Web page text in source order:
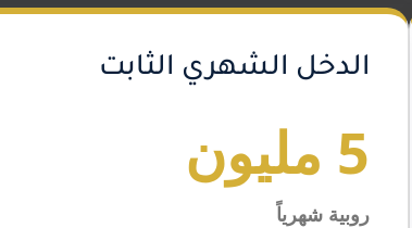
الدخل الشهري الثابت
5 مليون
روبية شهرياً